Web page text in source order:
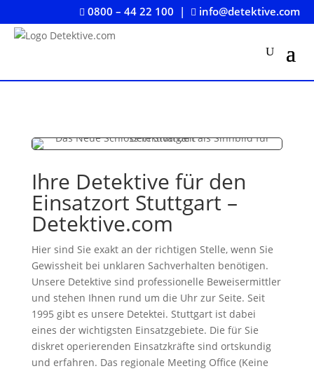
 0800 – 44 22 100 |  info@detektive.com
Ihre Detektive für den
Einsatzort Stuttgart –
Detektive.com
Hier sind Sie exakt an der richtigen Stelle, wenn Sie
Gewissheit bei unklaren Sachverhalten benötigen.
Unsere Detektive sind professionelle Beweisermittler
und stehen Ihnen rund um die Uhr zur Seite. Seit
1995 gibt es unsere Detektei. Stuttgart ist dabei
eines der wichtigsten Einsatzgebiete. Die für Sie
diskret operierenden Einsatzkräfte sind ortskundig
und erfahren. Das regionale Meeting Office (Keine